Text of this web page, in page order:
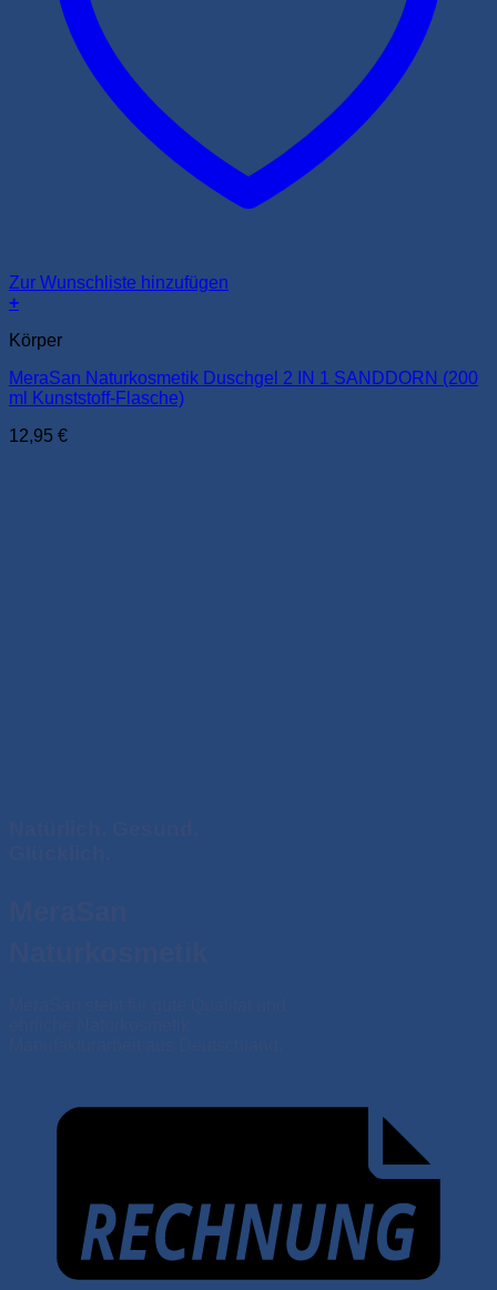
Zur Wunschliste hinzufügen
+
Körper
MeraSan Naturkosmetik Duschgel 2 IN 1 SANDDORN (200
ml Kunststoff-Flasche)
12,95 €